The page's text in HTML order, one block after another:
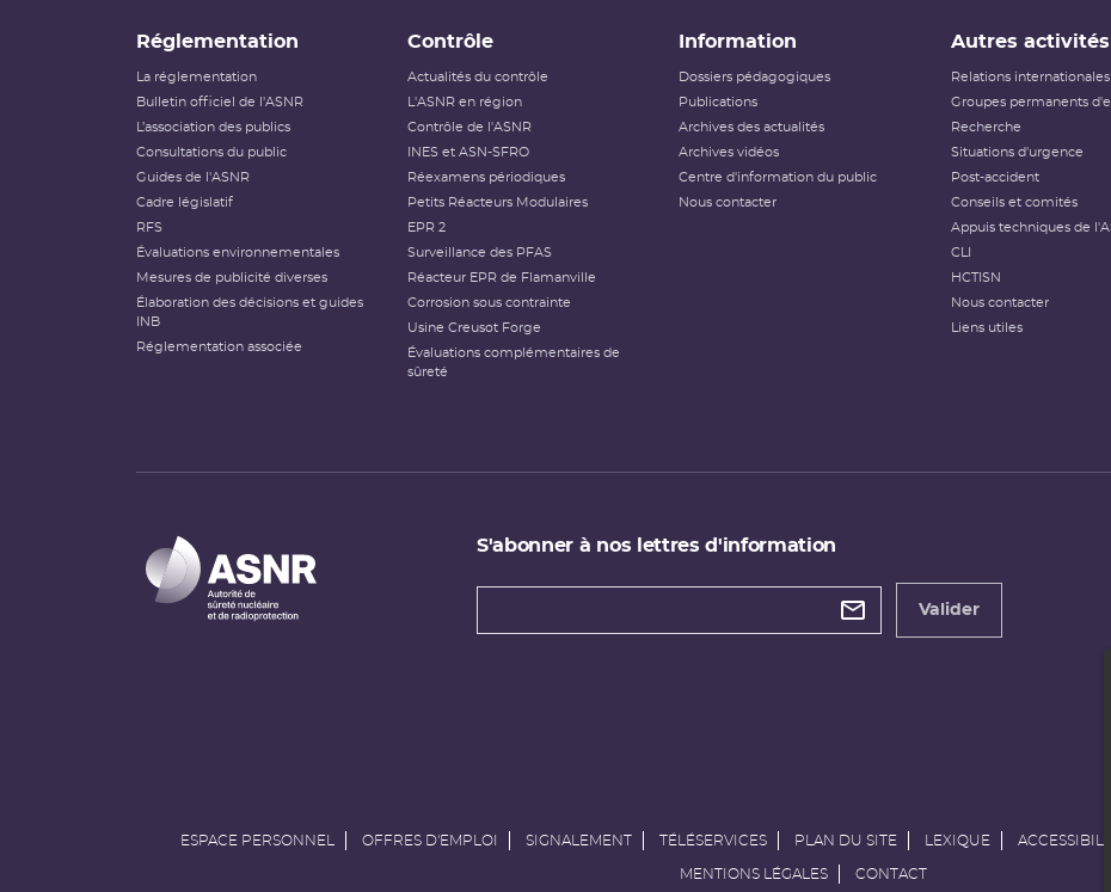
Réglementation
La réglementation
Bulletin officiel de l'ASNR
L’association des publics
Consultations du public
Guides de l'ASNR
Cadre législatif
RFS
Évaluations environnementales
Mesures de publicité diverses
Élaboration des décisions et guides
INB
Réglementation associée
Contrôle
Actualités du contrôle
L'ASNR en région
Contrôle de l'ASNR
INES et ASN-SFRO
Réexamens périodiques
Petits Réacteurs Modulaires
EPR 2
Surveillance des PFAS
Réacteur EPR de Flamanville
Corrosion sous contrainte
Usine Creusot Forge
Évaluations complémentaires de
sûreté
Information
Dossiers pédagogiques
Publications
Archives des actualités
Archives vidéos
Centre d'information du public
Nous contacter
Autres activités
Relations internationales
Groupes permanents
Recherche
Situations d'urgence
Post-accident
Conseils et comités
Appuis techniques de
CLI
HCTISN
Nous contacter
Liens utiles
S'abonner à nos lettres d'information
Types de
Valider
ESPACE PERSONNEL OFFRES D'EMPLOI SIGNALEMENT TÉLÉSERVICES PLAN DU SITE LEXIQUE
MENTIONS LÉGALES CONTACT